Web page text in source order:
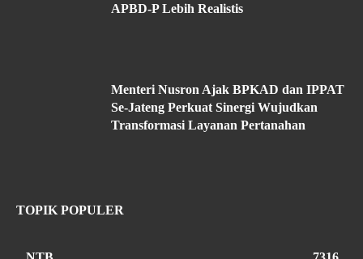
APBD-P Lebih Realistis
Menteri Nusron Ajak BPKAD dan IPPAT
Se-Jateng Perkuat Sinergi Wujudkan
Transformasi Layanan Pertanahan
TOPIK POPULER